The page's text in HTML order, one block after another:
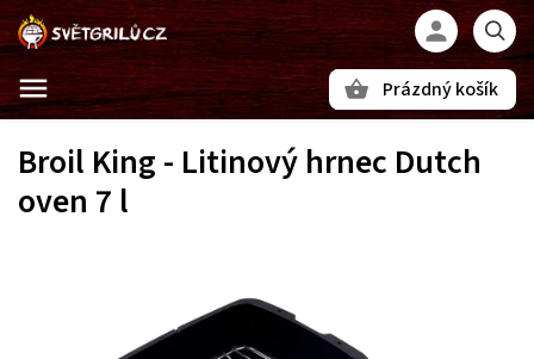
Prázdný košík
Broil King - Litinový hrnec Dutch
oven 7 l